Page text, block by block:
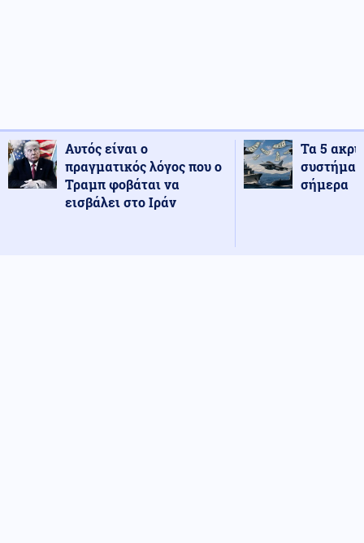
Αυτός είναι ο
πραγματικός λόγος που ο
Τραμπ φοβάται να
εισβάλει στο Ιράν
Τα 5
σήμερα